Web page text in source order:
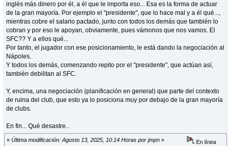
inglés más dinero por él, a él que le importa eso... Esa es la forma de actuar
de la gran mayoría. Por ejemplo el "presidente", que lo hace mal y a él qué...,
mientras cobre el salario pactado, junto con todos los demás que también lo
cobran y por eso le apoyan, obviamente, pues vámonos que nos vamos. El
SFC?? Y a ellos qué...
Por tanto, el jugador con ese posicionamiento, le está dando la negociación al
Nápoles.
Y todos los demás, comenzando repito por el "presidente", que actúan así,
también debilitan al SFC.
Y, encima, una negociación (planificación en general) que parte del contexto
de ruina del club, que esto ya lo posiciona muy por debajo de la gran mayoría
de clubs.
En fin... Qué desastre..
« Última modificación: Agosto 13, 2025, 10:14 Horas por jmpn » En línea